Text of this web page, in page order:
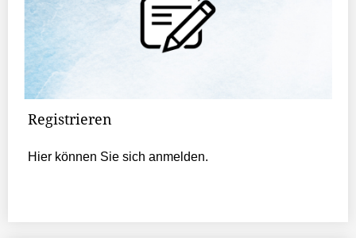
Registrieren
Hier können Sie sich anmelden.